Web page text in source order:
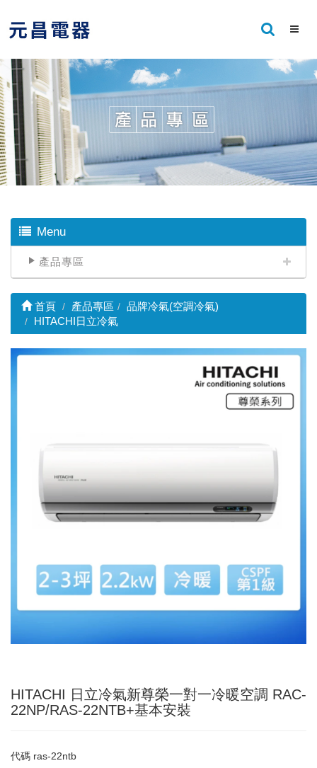
Menu
產品專區
首頁 產品專區
品牌冷氣(空調冷氣)
HITACHI日立冷氣
HITACHI 日立冷氣新尊榮一對一冷暖空調 RAC-
22NP/RAS-22NTB+基本安裝
代碼 ras-22ntb